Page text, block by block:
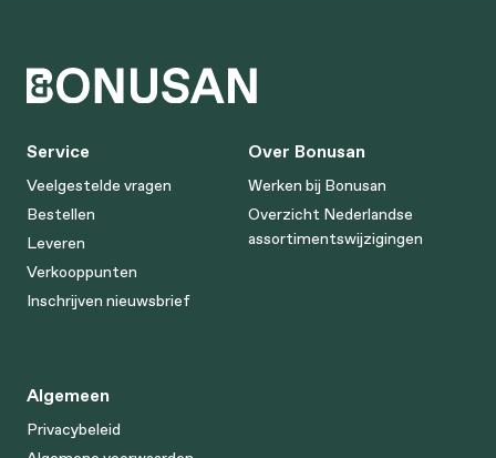
Service
Veelgestelde vragen
Bestellen
Leveren
Verkooppunten
Inschrijven nieuwsbrief
Over Bonusan
Werken bij Bonusan
Overzicht Nederlandse
assortimentswijzigingen
Algemeen
Privacybeleid